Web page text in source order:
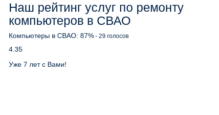
Наш рейтинг услуг по ремонту
компьютеров в СВАО
Компьютеры в СВАО: 87% - 29 голосов
4.35
Уже 7 лет с Вами!